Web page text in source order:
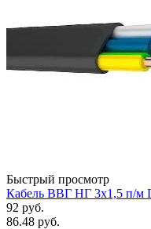
Быстрый просмотр
Кабель ВВГ НГ 3х1,5 п/м
92 руб.
86.48 руб.